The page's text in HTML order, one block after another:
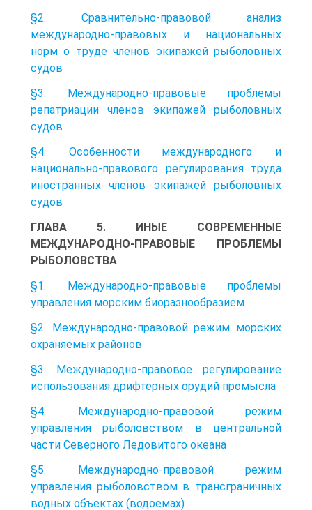
§2. Сравнительно-правовой анализ
международно-правовых и национальных
норм о труде членов экипажей рыболовных
судов
§3. Международно-правовые проблемы
репатриации членов экипажей рыболовных
судов
§4. Особенности международного и
национально-правового регулирования труда
иностранных членов экипажей рыболовных
судов
ГЛАВА 5. ИНЫЕ СОВРЕМЕННЫЕ
МЕЖДУНАРОДНО-ПРАВОВЫЕ ПРОБЛЕМЫ
РЫБОЛОВСТВА
§1. Международно-правовые проблемы
управления морским биоразнообразием
§2. Международно-правовой режим морских
охраняемых районов
§3. Международно-правовое регулирование
использования дрифтерных орудий промысла
§4. Международно-правовой режим
управления рыболовством в центральной
части Северного Ледовитого океана
§5. Международно-правовой режим
управления рыболовством в трансграничных
водных объектах (водоемах)